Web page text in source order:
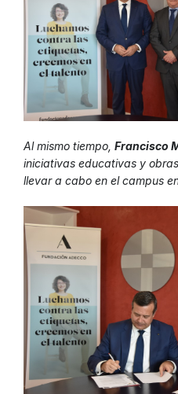
Al mismo tiempo, Francisco
iniciativas educativas y
llevar a cabo en el campus